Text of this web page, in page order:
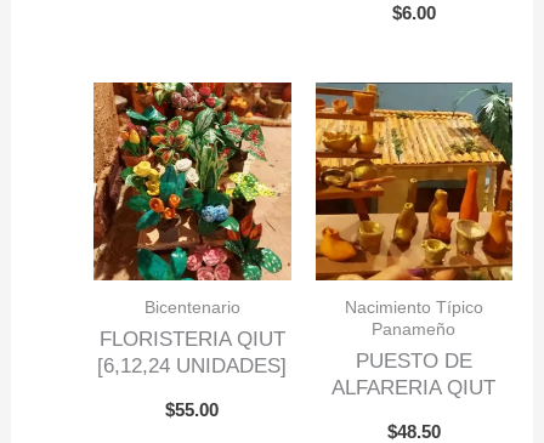
$6.00
Bicentenario
FLORISTERIA QIUT
[6,12,24 UNIDADES]
$55.00
Nacimiento Típico
Panameño
PUESTO DE
ALFARERIA QIUT
$48.50